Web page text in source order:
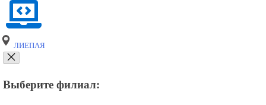
ЛИЕПАЯ
Выберите филиал: